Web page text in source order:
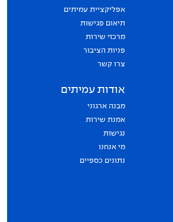
אפליקציית עמיתים
תיאום פגישות
מרכזי שירות
פניות הציבור
צרו קשר
אודות עמיתים
מבנה ארגוני
אמנת שירות
נגישות
מי אנחנו
נתונים כספיים